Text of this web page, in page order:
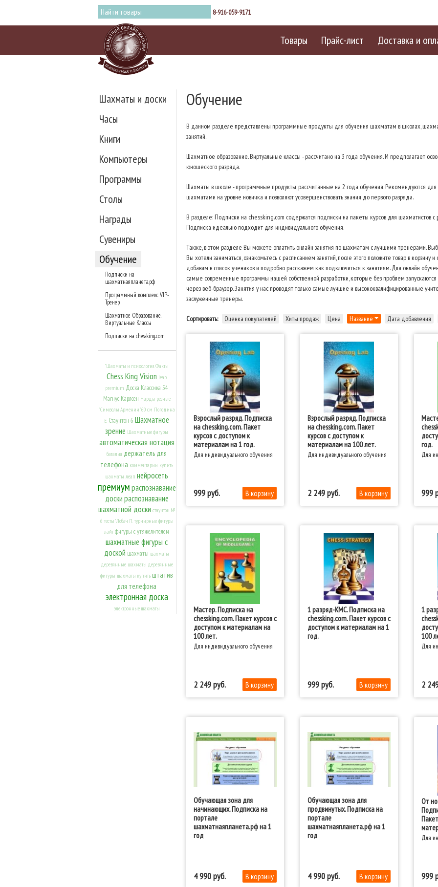
8-916-059-9171
Товары Прайс-лист Доставка и
Шахматы и доски
Часы
Книги
Компьютеры
Программы
Столы
Награды
Сувениры
Обучение
Подписки на
шахматнаяпланета.рф
Программный комплекс VIP-
Тренер
Шахматное Образование.
Виртуальные Классы
Подписки на chessking.com
"Шахматы и психология. Факты
Chess King Vision leap
premium Доска Классика 54
Магнус Карлсен Нарды резные
"Символы Армении" 60 см Погодина
Е. Стаунтон 6 Шахматное
зрение Шахматные фигуры
автоматическая нотация
баталия держатель для
телефона комментарии купить
шахматы леап нейросеть
премиумраспознавание
доскираспознавание
шахматной доски стаунтон №
6 тесты" Лобач П. турнирные фигуры
лайт фигуры с утяжелителем
шахматные фигуры с
доской шахматы шахматы
деревянные шахматы деревянные
фигуры шахматы купить штатив
для телефона
электронная доска
электронные шахматы
Обучение
В данном разделе представлены программные продукты для обучения шахматам в школах,
занятий.
Шахматное образование. Виртуальные классы - рассчитано на 3 года обучения. И предполагает
юношеского разряда.
Шахматы в школе - программные продукты, рассчитанные на 2 года обучения. Рекомендуются для
шахматами на уровне новичка и позволяют усовершенствовать знания до первого разряда.
В разделе: Подписки на chessking.com содержатся подписки на пакеты курсов для шахматистов
Подписка идеально подходит для индивидуального обучения.
Также, в этом разделе Вы можете оплатить онлайн занятия по шахматам с лучшими тренерами.
Вы хотели заниматься, ознакомьтесь с расписанием занятий, после этого положите товар в корзину
добавим в список учеников и подробно расскажем как подключиться к занятиям. Для онлайн
самые современные программы нашей собственной разработки, которые без проблем запускаются
через веб-браузер. Занятия у нас проводят только самые лучшие и высококвалифицированные
заслуженные тренеры.
Сортировать: Оценка покупателей Хиты продаж Цена Название Дата добавления
Взрослый разряд. Подписка
на chessking.com. Пакет
курсов с доступом к
материалам на 1 год.
Для индивидуального обучения
999
Взрослый разряд. Подписка
на chessking.com. Пакет
курсов с доступом к
материалам на 100 лет.
Для индивидуального обучения
2 249
год.
Для
999
Мастер. Подписка на
chessking.com. Пакет курсов с
доступом к материалам на
100 лет.
Для индивидуального обучения
2 249
1 разряд-КМС. Подписка на
chessking.com. Пакет курсов с
доступом к материалам на 1
год.
999
1
100
Для
2
Обучающая зона для
начинающих. Подписка на
портале
шахматнаяпланета.рф на 1
год
4 990
Обучающая зона для
продвинутых. Подписка на
портале
шахматнаяпланета.рф на 1
год
4 990
От
Для
999